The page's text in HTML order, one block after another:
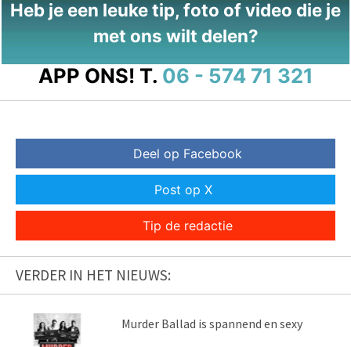
Heb je een leuke tip, foto of video die je
met ons wilt delen?
APP ONS! T. 06 - 574 71 321
Deel op Facebook
Post op X
Tip de redactie
VERDER IN HET NIEUWS:
Murder Ballad is spannend en sexy